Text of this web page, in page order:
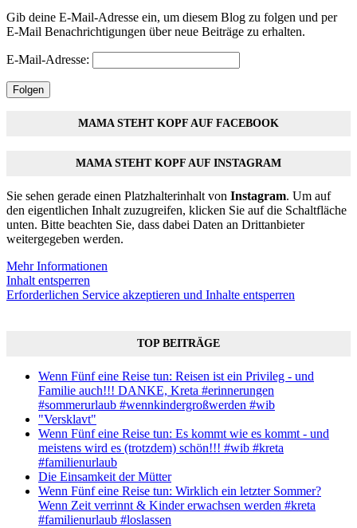
Gib deine E-Mail-Adresse ein, um diesem Blog zu folgen und per
E-Mail Benachrichtigungen über neue Beiträge zu erhalten.
E-Mail-Adresse:
Folgen
MAMA STEHT KOPF AUF FACEBOOK
MAMA STEHT KOPF AUF INSTAGRAM
Sie sehen gerade einen Platzhalterinhalt von Instagram. Um auf
den eigentlichen Inhalt zuzugreifen, klicken Sie auf die Schaltfläche
unten. Bitte beachten Sie, dass dabei Daten an Drittanbieter
weitergegeben werden.
Mehr Informationen
Inhalt entsperren
Erforderlichen Service akzeptieren und Inhalte entsperren
TOP BEITRÄGE
Wenn Fünf eine Reise tun: Reisen ist ein Privileg - und
Familie auch!!! DANKE, Kreta #erinnerungen
#sommerurlaub #wennkindergroßwerden #wib
"Versklavt"
Wenn Fünf eine Reise tun: Es kommt wie es kommt - und
meistens wird es (trotzdem) schön!!! #wib #kreta
#familienurlaub
Die Einsamkeit der Mütter
Wenn Fünf eine Reise tun: Wirklich ein letzter Sommer?
Wenn Zeit verrinnt & Kinder erwachsen werden #kreta
#familienurlaub #loslassen